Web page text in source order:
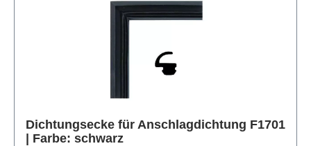
Dichtungsecke für Anschlagdichtung F1701
| Farbe: schwarz